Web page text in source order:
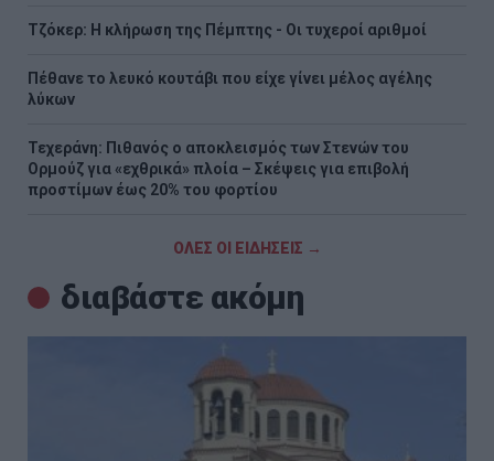
Τζόκερ: Η κλήρωση της Πέμπτης - Οι τυχεροί αριθμοί
Πέθανε το λευκό κουτάβι που είχε γίνει μέλος αγέλης
λύκων
Τεχεράνη: Πιθανός ο αποκλεισμός των Στενών του
Ορμούζ για «εχθρικά» πλοία – Σκέψεις για επιβολή
προστίμων έως 20% του φορτίου
ΟΛΕΣ ΟΙ ΕΙΔΗΣΕΙΣ →
διαβάστε ακόμη